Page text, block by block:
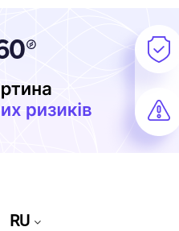
RU